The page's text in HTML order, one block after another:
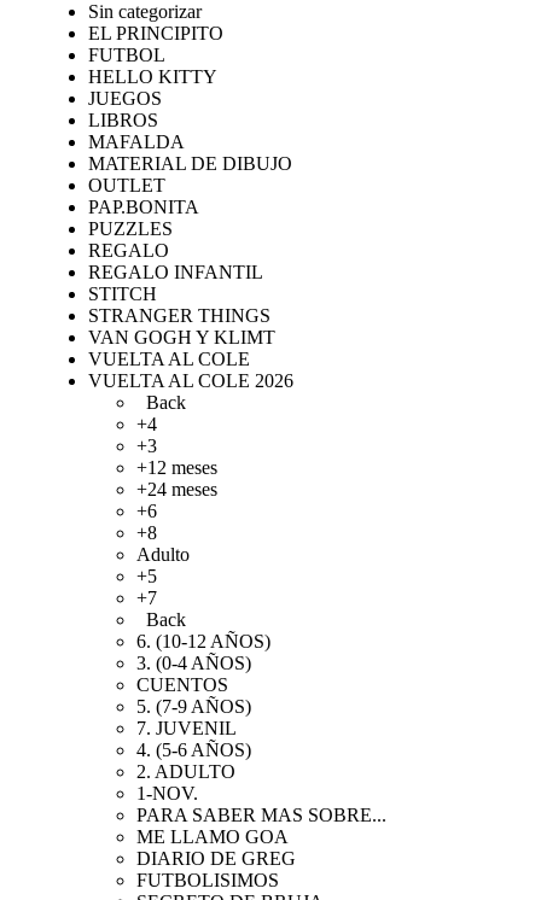
Sin categorizar
EL PRINCIPITO
FUTBOL
HELLO KITTY
JUEGOS
LIBROS
MAFALDA
MATERIAL DE DIBUJO
OUTLET
PAP.BONITA
PUZZLES
REGALO
REGALO INFANTIL
STITCH
STRANGER THINGS
VAN GOGH Y KLIMT
VUELTA AL COLE
VUELTA AL COLE 2026
Back
+4
+3
+12 meses
+24 meses
+6
+8
Adulto
+5
+7
Back
6. (10-12 AÑOS)
3. (0-4 AÑOS)
CUENTOS
5. (7-9 AÑOS)
7. JUVENIL
4. (5-6 AÑOS)
2. ADULTO
1-NOV.
PARA SABER MAS SOBRE...
ME LLAMO GOA
DIARIO DE GREG
FUTBOLISIMOS